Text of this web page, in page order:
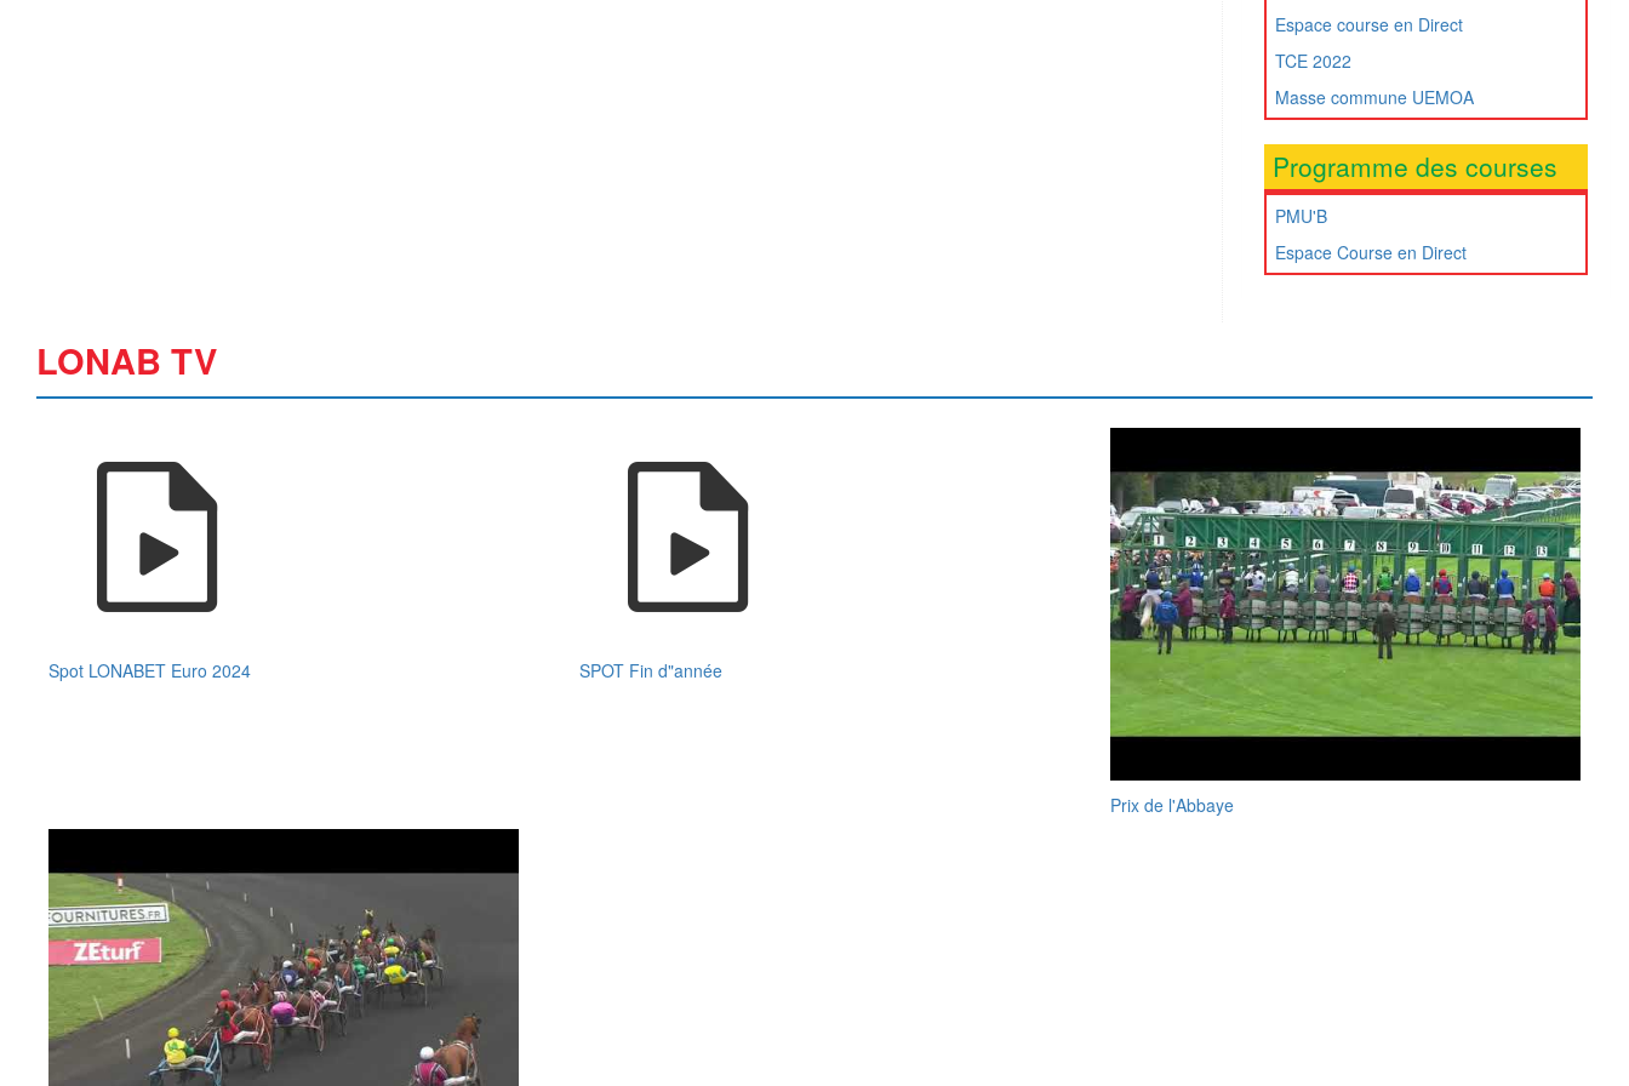
Espace course en Direct
TCE 2022
Masse commune UEMOA
Programme des courses
PMU'B
Espace Course en Direct
LONAB TV
Spot LONABET Euro 2024 SPOT Fin d"année
Prix de l'Abbaye